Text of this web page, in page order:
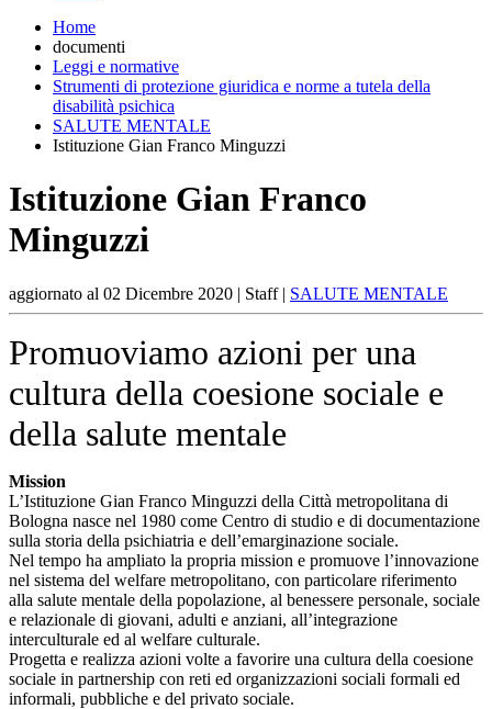
Home
documenti
Leggi e normative
Strumenti di protezione giuridica e norme a tutela della
disabilità psichica
SALUTE MENTALE
Istituzione Gian Franco Minguzzi
Istituzione Gian Franco
Minguzzi
aggiornato al 02 Dicembre 2020 | Staff | SALUTE MENTALE
Promuoviamo azioni per una
cultura della coesione sociale e
della salute mentale
Mission
L’Istituzione Gian Franco Minguzzi della Città metropolitana di
Bologna nasce nel 1980 come Centro di studio e di documentazione
sulla storia della psichiatria e dell’emarginazione sociale.
Nel tempo ha ampliato la propria mission e promuove l’innovazione
nel sistema del welfare metropolitano, con particolare riferimento
alla salute mentale della popolazione, al benessere personale, sociale
e relazionale di giovani, adulti e anziani, all’integrazione
interculturale ed al welfare culturale.
Progetta e realizza azioni volte a favorire una cultura della coesione
sociale in partnership con reti ed organizzazioni sociali formali ed
informali, pubbliche e del privato sociale.